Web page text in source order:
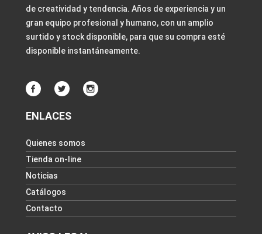
de creatividad y tendencia. Años de experiencia y un
gran equipo profesional y humano, con un amplio
surtido y stock disponible, para que su compra esté
disponible instantáneamente.
ENLACES
Quienes somos
Tienda on-line
Noticias
Catálogos
Contacto